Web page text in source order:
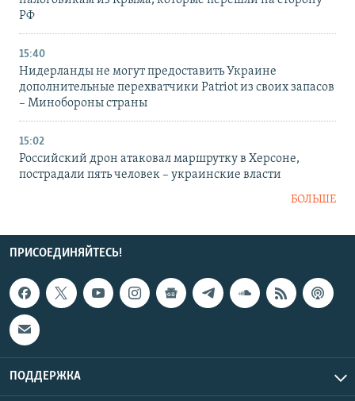
РФ
15:40
Нидерланды не могут предоставить Украине
дополнительные перехватчики Patriot из своих запасов
– Минобороны страны
15:02
Российский дрон атаковал маршрутку в Херсоне,
пострадали пять человек – украинские власти
БОЛЬШЕ
ПРИСОЕДИНЯЙТЕСЬ!
ПОДДЕРЖКА